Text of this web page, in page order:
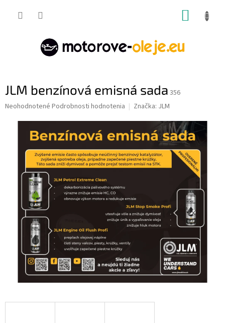
JLM benzínová emisná sada 356
Priemerné
hviezdičiek.
Neohodnotené Podrobnosti hodnotenia Značka: JLM